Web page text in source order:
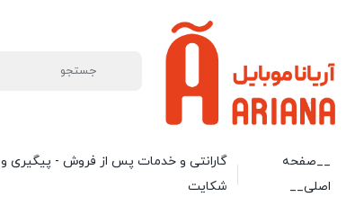
__صفحه
اصلی__
گارانتی و خدمات پس از فروش - پیگیری و
شکایت